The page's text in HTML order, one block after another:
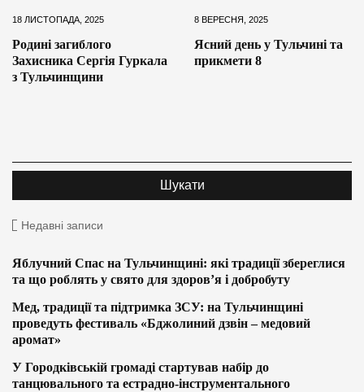
18 ЛИСТОПАДА, 2025
Родині загиблого
Захисника Сергія Гуркала
з Тульчинщини
8 ВЕРЕСНЯ, 2025
Ясний день у Тульчині та
прикмети 8
Недавні записи
Яблучний Спас на Тульчинщині: які традиції збереглися
та що роблять у свято для здоров’я і добробуту
Мед, традиції та підтримка ЗСУ: на Тульчинщині
проведуть фестиваль «Бджолиний дзвін – медовий
аромат»
У Городківській громаді стартував набір до
танцювального та естрадно-інструментального